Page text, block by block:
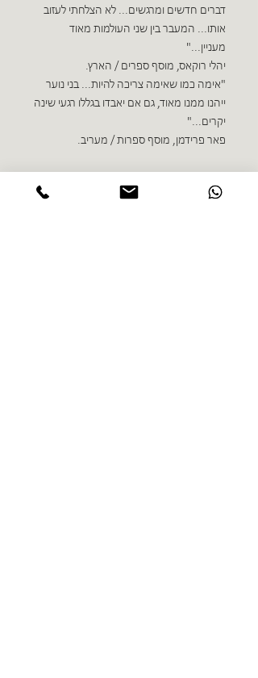
דברים חדשים ומרגשים... לא הצלחתי לעזוב
אותו... המעבר בין שני העולמות מאוד
מעניין..."
יהלי רוקאס, מוסף ספרים / הארץ.
"אימה כמו שאימה צריכה להיות... בני נוער
ייהנו ממנו מאוד, גם אם יאבדו בגללו רגעי שינה
יקרים..."
פאר פרידמן, מוסף ספרות / מעריב.
ספרים נוספים בז'אנר